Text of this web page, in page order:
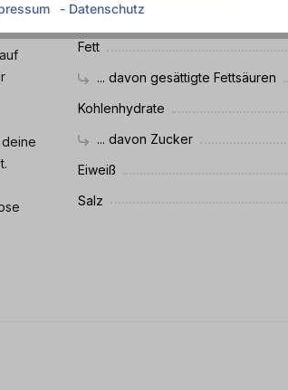
Energie
Fett
... davon gesättigte Fettsäuren
Kohlenhydrate
... davon Zucker
Eiweiß
Salz
- Datenschutz